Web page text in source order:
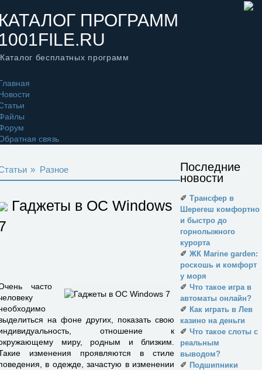
ПРОГРАММ
Каталог бесплатных программ
связь
» Разное
Гаджеты в ОС Windows
часто
на фоне других, показать свою
отношение к
миру, родным и близким.
изменения проявляются в стиле
в одежде, зачастую в изменении
Последние
новости
✐ Трансфер в
Шерегеш комфортно
и быстро до
горнолыжного
курорта
✐ ЖК Marine garden:
роскошь и комфорт
у моря
✐ Что такое игра в
автоматы онлайн?
✐ Как играть в Лев
казино на деньги
✐ Что такое слоты с
реальным
выводом?
✐ Подшипники